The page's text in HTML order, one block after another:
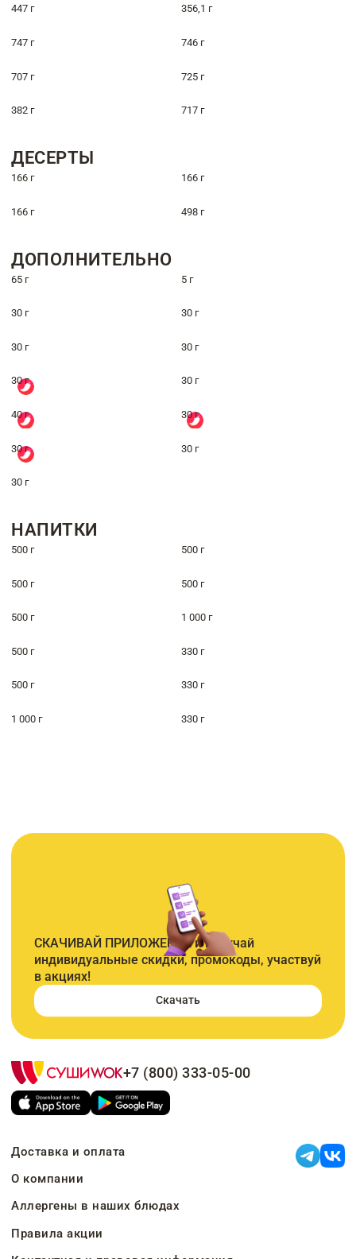
447 г 356,1 г
747 г 746 г
707 г 725 г
382 г 717 г
ДЕСЕРТЫ
166 г 166 г
166 г 498 г
ДОПОЛНИТЕЛЬНО
65 г 5 г
30 г 30 г
30 г 30 г
30 г 30 г
40 г 30 г
30 г 30 г
30 г
НАПИТКИ
500 г 500 г
500 г 500 г
500 г 1 000 г
500 г 330 г
500 г 330 г
1 000 г 330 г
СКАЧИВАЙ ПРИЛОЖЕНИЕ и получай
индивидуальные скидки, промокоды, участвуй
в акциях!
Скачать
+7 (800) 333-05-00
Доставка и оплата
О компании
Аллергены в наших блюдах
Правила акции